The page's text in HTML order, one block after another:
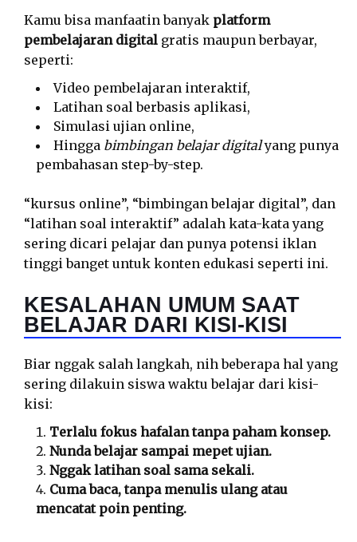
Kamu bisa manfaatin banyak platform
pembelajaran digital gratis maupun berbayar,
seperti:
Video pembelajaran interaktif,
Latihan soal berbasis aplikasi,
Simulasi ujian online,
Hingga bimbingan belajar digitalyang punya
pembahasan step-by-step.
“kursus online”, “bimbingan belajar digital”, dan
“latihan soal interaktif” adalah kata-kata yang
sering dicari pelajar dan punya potensi iklan
tinggi banget untuk konten edukasi seperti ini.
KESALAHAN UMUM SAAT
BELAJAR DARI KISI-KISI
Biar nggak salah langkah, nih beberapa hal yang
sering dilakuin siswa waktu belajar dari kisi-
kisi:
Terlalu fokus hafalan tanpa paham konsep.
Nunda belajar sampai mepet ujian.
Nggak latihan soal sama sekali.
Cuma baca, tanpa menulis ulang atau
mencatat poin penting.